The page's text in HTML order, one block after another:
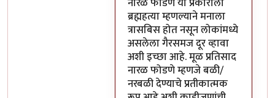
ब्रह्महत्या म्हणल्याने मनाला
त्रासबिस होत नसून लोकांमध्ये
असलेला गैरसमज दूर व्हावा
अशी इच्छा आहे. मूळ प्रतिसाद
नारळ फोडणे म्हणजे बळी/
नरबळी देण्याचे प्रतीकात्मक